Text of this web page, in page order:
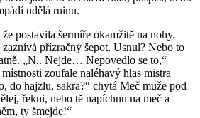
udělá ruinu.
postavila šermíře okamžitě na nohy.
přízračný šepot. Usnul? Nebo to
„N.. Nejde… Nepovedlo se to,“
zoufale naléhavý hlas mistra
do hajzlu, sakra?“ chytá Meč muže pod
řekni, nebo tě napíchnu na meč a
ty šmejde!“